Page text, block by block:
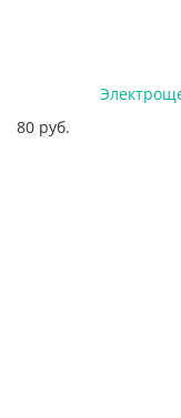
80 руб.